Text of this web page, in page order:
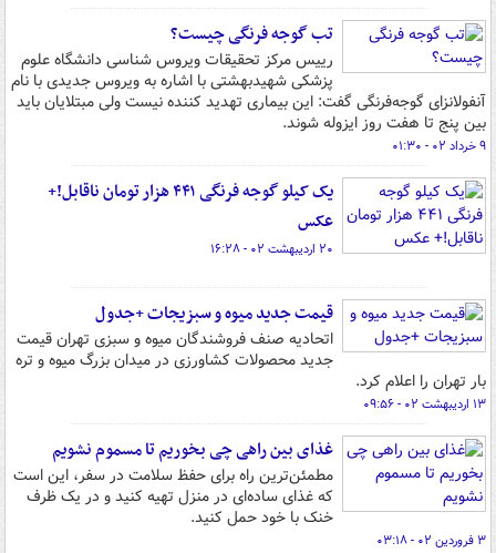
تب گوجه فرنگی چیست؟
رییس مرکز تحقیقات ویروس شناسی دانشگاه علوم
پزشکی شهیدبهشتی با اشاره به ویروس جدیدی با نام
آنفولانزای گوجه‌فرنگی گفت: این بیماری تهدید کننده نیست ولی مبتلایان باید
بین پنج تا هفت روز ایزوله شوند.
۹ خرداد ۰۲ - ۰۱:۳۰
یک کیلو گوجه فرنگی ۴۴۱ هزار تومان ناقابل!+
عکس
۲۰ اردیبهشت ۰۲ - ۱۶:۲۸
قیمت جدید میوه و سبزیجات +جدول
اتحادیه صنف فروشندگان میوه و سبزی تهران قیمت
جدید محصولات کشاورزی در میدان بزرگ میوه و تره
بار تهران را اعلام کرد.
۱۳ اردیبهشت ۰۲ - ۰۹:۵۶
غذای بین راهی چی بخوریم تا مسموم نشویم
مطمئن‌ترین راه برای حفظ سلامت در سفر، این است
که غذای ساده‌ای در منزل تهیه کنید و در یک ظرف
خنک با خود حمل کنید.
۳ فروردین ۰۲ - ۰۳:۱۸